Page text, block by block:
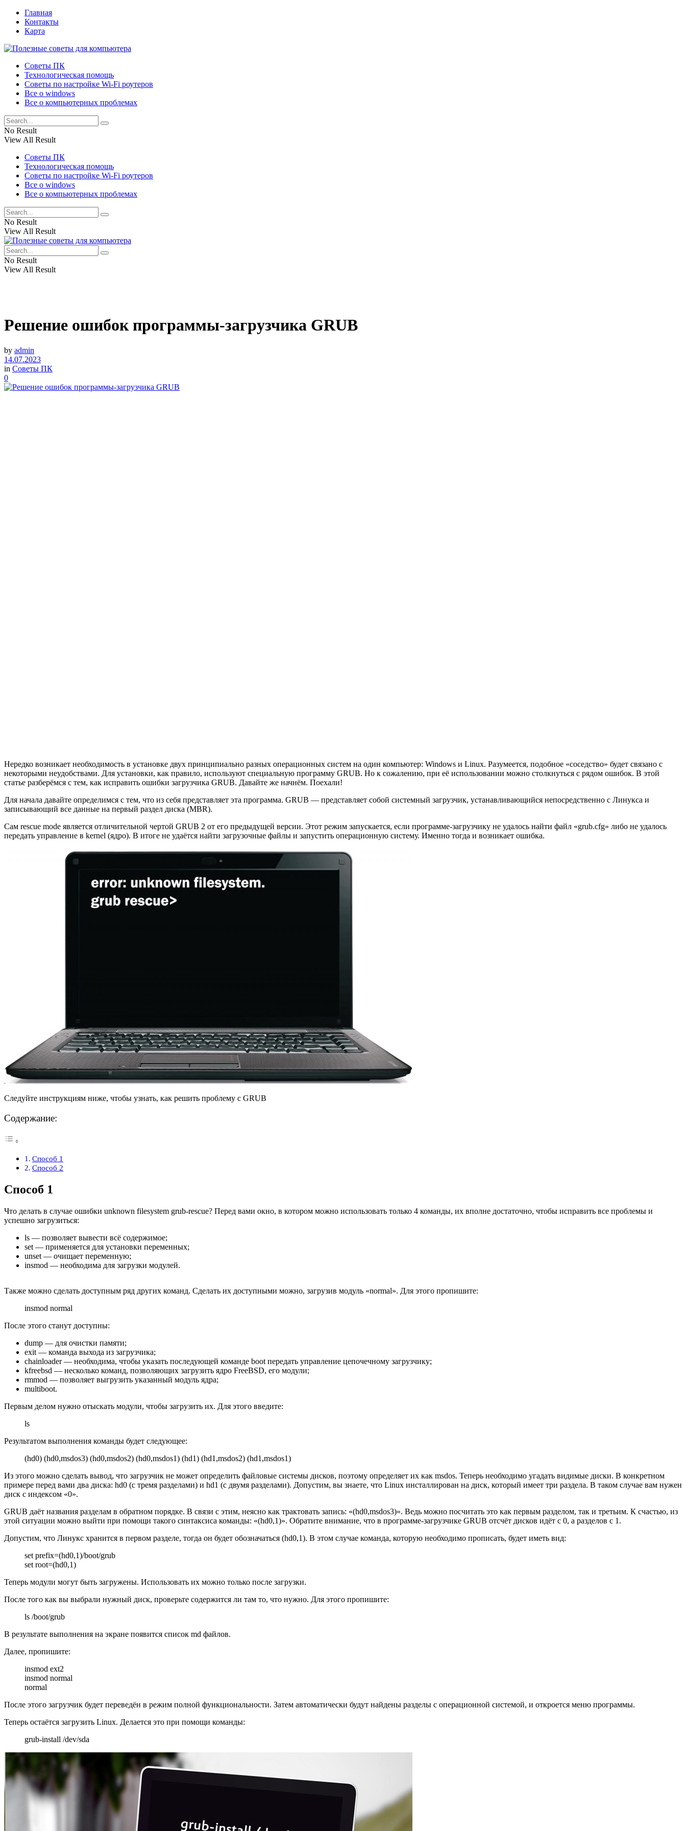
Главная
Контакты
Карта
Советы ПК
Технологическая помощь
Советы по настройке Wi-Fi роутеров
Все о windows
Все о компьютерных проблемах
No Result
View All Result
Советы ПК
Технологическая помощь
Советы по настройке Wi-Fi роутеров
Все о windows
Все о компьютерных проблемах
No Result
View All Result
No Result
View All Result
Решение ошибок программы-загрузчика GRUB
by admin
14.07.2023
in Советы ПК
0
Нередко возникает необходимость в установке двух принципиально разных операционных систем на один компьютер: Windows и Linux. Разумеется, подобное «соседство» будет связано с
некоторыми неудобствами. Для установки, как правило, используют специальную программу GRUB. Но к сожалению, при её использовании можно столкнуться с рядом ошибок. В этой
статье разберёмся с тем, как исправить ошибки загрузчика GRUB. Давайте же начнём. Поехали!
Для начала давайте определимся с тем, что из себя представляет эта программа. GRUB — представляет собой системный загрузчик, устанавливающийся непосредственно с Линукса и
записывающий все данные на первый раздел диска (MBR).
Сам rescue mode является отличительной чертой GRUB 2 от его предыдущей версии. Этот режим запускается, если программе-загрузчику не удалось найти файл «grub.cfg» либо не удалось
передать управление в kernel (ядро). В итоге не удаётся найти загрузочные файлы и запустить операционную систему. Именно тогда и возникает ошибка.
Следуйте инструкциям ниже, чтобы узнать, как решить проблему с GRUB
Содержание:
Способ 1
Способ 2
Способ 1
Что делать в случае ошибки unknown filesystem grub-rescue? Перед вами окно, в котором можно использовать только 4 команды, их вполне достаточно, чтобы исправить все проблемы и
успешно загрузиться:
ls — позволяет вывести всё содержимое;
set — применяется для установки переменных;
unset — очищает переменную;
insmod — необходима для загрузки модулей.
Также можно сделать доступным ряд других команд. Сделать их доступными можно, загрузив модуль «normal». Для этого пропишите:
insmod normal
После этого станут доступны:
dump — для очистки памяти;
exit — команда выхода из загрузчика;
chainloader — необходима, чтобы указать последующей команде boot передать управление цепочечному загрузчику;
kfreebsd — несколько команд, позволяющих загрузить ядро FreeBSD, его модули;
rmmod — позволяет выгрузить указанный модуль ядра;
multiboot.
Первым делом нужно отыскать модули, чтобы загрузить их. Для этого введите:
ls
Результатом выполнения команды будет следующее:
(hd0) (hd0,msdos3) (hd0,msdos2) (hd0,msdos1) (hd1) (hd1,msdos2) (hd1,msdos1)
Из этого можно сделать вывод, что загрузчик не может определить файловые системы дисков, поэтому определяет их как msdos. Теперь необходимо угадать видимые диски. В конкретном
примере перед вами два диска: hd0 (с тремя разделами) и hd1 (с двумя разделами). Допустим, вы знаете, что Linux инсталлирован на диск, который имеет три раздела. В таком случае вам нужен
диск с индексом «0».
GRUB даёт названия разделам в обратном порядке. В связи с этим, неясно как трактовать запись: «(hd0,msdos3)». Ведь можно посчитать это как первым разделом, так и третьим. К счастью, из
этой ситуации можно выйти при помощи такого синтаксиса команды: «(hd0,1)». Обратите внимание, что в программе-загрузчике GRUB отсчёт дисков идёт с 0, а разделов с 1.
Допустим, что Линукс хранится в первом разделе, тогда он будет обозначаться (hd0,1). В этом случае команда, которую необходимо прописать, будет иметь вид:
set prefix=(hd0,1)/boot/grub
set root=(hd0,1)
Теперь модули могут быть загружены. Использовать их можно только после загрузки.
После того как вы выбрали нужный диск, проверьте содержится ли там то, что нужно. Для этого пропишите:
ls /boot/grub
В результате выполнения на экране появится список md файлов.
Далее, пропишите:
insmod ext2
insmod normal
normal
После этого загрузчик будет переведён в режим полной функциональности. Затем автоматически будут найдены разделы с операционной системой, и откроется меню программы.
Теперь остаётся загрузить Linux. Делается это при помощи команды:
grub-install /dev/sda